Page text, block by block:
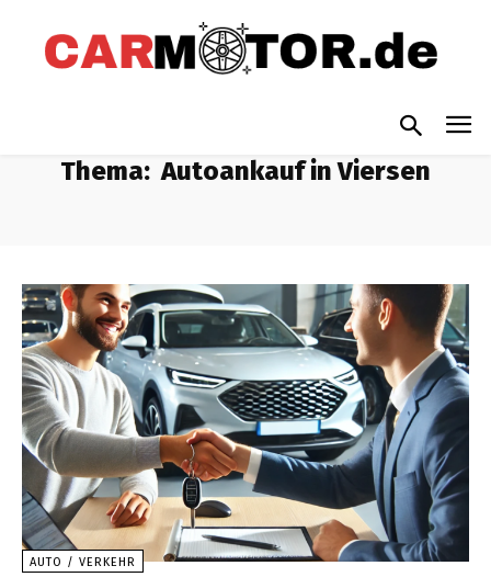
Thema: Autoankauf in Viersen
AUTO / VERKEHR